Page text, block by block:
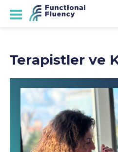
Terapistler ve